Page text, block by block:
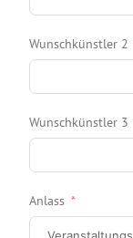
Wunschkünstler 2
Wunschkünstler 3
Anlass